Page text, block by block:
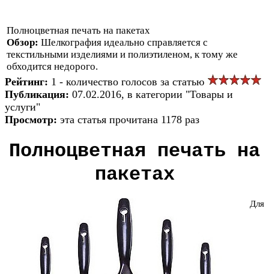
Полноцветная печать на пакетах
Обзор: Шелкография идеально справляется с
текстильными изделиями и полиэтиленом, к тому же
обходится недорого.
Рейтинг: 1 - количество голосов за статью
Публикация: 07.02.2016, в категории "Товары и
услуги"
Просмотр: эта статья прочитана 1178 раз
Полноцветная печать на
пакетах
Для